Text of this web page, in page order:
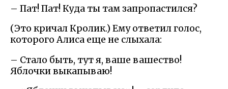
– Пат! Пат! Куда ты там запропастился?
(Это кричал Кролик.) Ему ответил голос,
которого Алиса еще не слыхала:
– Стало быть, тут я, ваше вашество!
Яблочки выкапываю!